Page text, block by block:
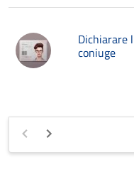
Dichiarare
coniuge